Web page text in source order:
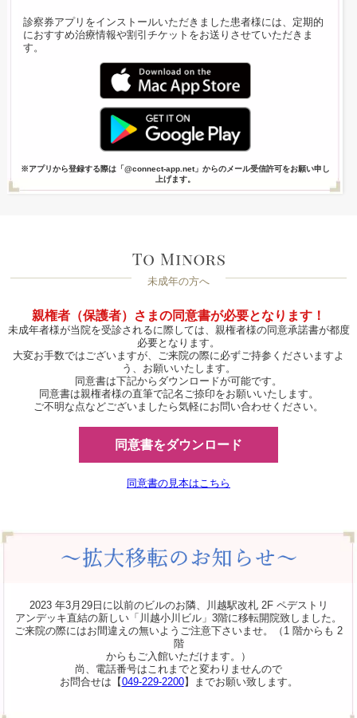
診察券アプリをインストールいただきました患者様には、定期的
におすすめ治療情報や割引チケットをお送りさせていただきま
す。
※アプリから登録する際は「@connect-app.net」からのメール受信許可をお願い申し
上げます。
未成年の方へ
親権者（保護者）さまの同意書が必要となります！
未成年者様が当院を受診されるに際しては、親権者様の同意承諾書が都度
必要となります。
大変お手数ではございますが、ご来院の際に必ずご持参くださいますよ
う、お願いいたします。
同意書は下記からダウンロードが可能です。
同意書は親権者様の直筆で記名ご捺印をお願いいたします。
ご不明な点などございましたら気軽にお問い合わせください。
同意書をダウンロード
同意書の見本はこちら
2023 年3月29日に以前のビルのお隣、川越駅改札 2F ペデストリ
アンデッキ直結の新しい「川越小川ビル」3階に移転開院致しました。
ご来院の際にはお間違えの無いようご注意下さいませ。（1 階からも 2
階
からもご入館いただけます。）
尚、電話番号はこれまでと変わりませんので
お問合せは【049-229-2200】までお願い致します。